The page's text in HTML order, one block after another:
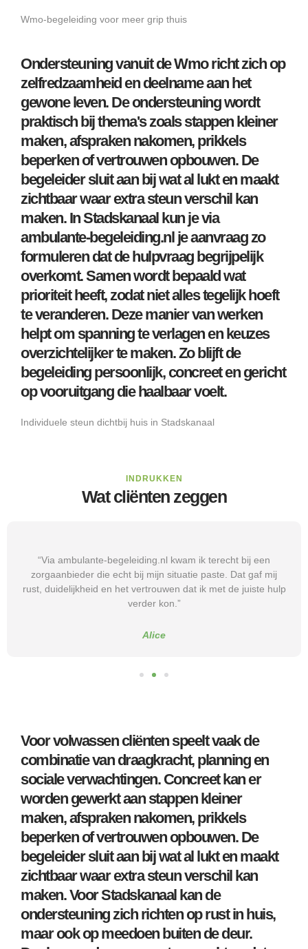
Wmo-begeleiding voor meer grip thuis
Ondersteuning vanuit de Wmo richt zich op
zelfredzaamheid en deelname aan het
gewone leven. De ondersteuning wordt
praktisch bij thema's zoals stappen kleiner
maken, afspraken nakomen, prikkels
beperken of vertrouwen opbouwen. De
begeleider sluit aan bij wat al lukt en maakt
zichtbaar waar extra steun verschil kan
maken. In Stadskanaal kun je via
ambulante-begeleiding.nl je aanvraag zo
formuleren dat de hulpvraag begrijpelijk
overkomt. Samen wordt bepaald wat
prioriteit heeft, zodat niet alles tegelijk hoeft
te veranderen. Deze manier van werken
helpt om spanning te verlagen en keuzes
overzichtelijker te maken. Zo blijft de
begeleiding persoonlijk, concreet en gericht
op vooruitgang die haalbaar voelt.
Individuele steun dichtbij huis in Stadskanaal
INDRUKKEN
Wat cliënten zeggen
“Via ambulante-begeleiding.nl kwam ik terecht bij een
zorgaanbieder die echt bij mijn situatie paste. Dat gaf mij
rust, duidelijkheid en het vertrouwen dat ik met de juiste hulp
verder kon.”
Alice
Voor volwassen cliënten speelt vaak de
combinatie van draagkracht, planning en
sociale verwachtingen. Concreet kan er
worden gewerkt aan stappen kleiner
maken, afspraken nakomen, prikkels
beperken of vertrouwen opbouwen. De
begeleider sluit aan bij wat al lukt en maakt
zichtbaar waar extra steun verschil kan
maken. Voor Stadskanaal kan de
ondersteuning zich richten op rust in huis,
maar ook op meedoen buiten de deur.